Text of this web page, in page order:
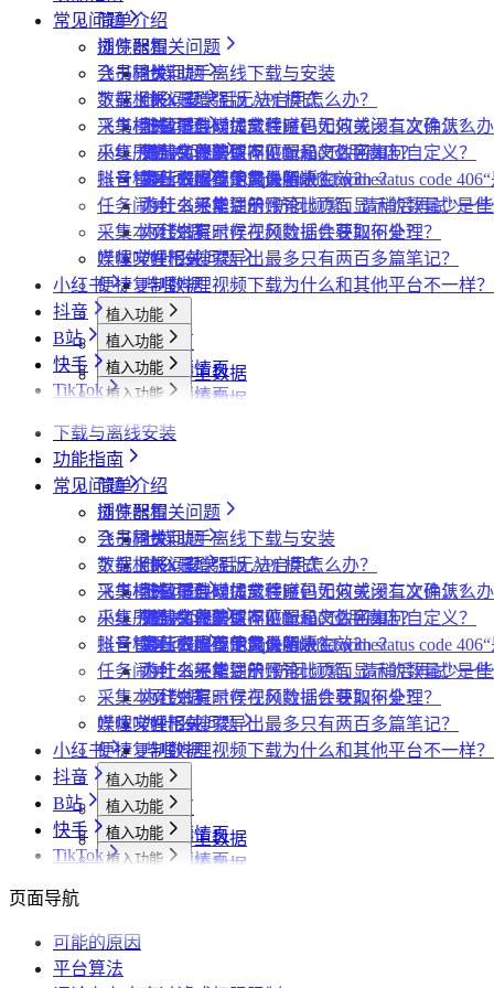
简单介绍
插件配置
飞书同步
数据上报
采集模式
采集历史
账号管理
任务闹钟
采集本页数据
媒体文件下载
便捷复制数据
常见问题
浏览器相关问题
社媒助手离线下载与安装
CRX 安装后无法启用怎么办？
下载插件时提示程序包无效或没有文件怎么办
为什么无法访问 Chrome 应用商店？
为什么推荐使用最新版 Chrome？
会员相关问题
什么是增强版 API 模式
什么是自动加载验证码
如何免费获取 VIP
第三方收费下载说明
为什么不能注册账号
下载相关问题
批量下载媒体文件时，如何关闭二次确认？
下载文件的保存位置和文件名如何自定义？
为什么配置的文件名未生效？
飞书相关问题
提示字段类型不匹配是怎么回事？
提示权限不足怎么解决？
小红书相关问题
小红书出现“Request failed with status code
小红书经常提示“访问频繁，请稍后再试”是什
小红书提示存在风险插件要如何处理？
为什么搜索导出最多只有两百多篇笔记？
抖音相关问题
为什么采集到的评论比页面显示的数量少一
为什么有时候视频数据会获取不全？
哔哩哔哩相关问题
哔哩哔哩视频下载为什么和其他平台不一样？
小红书
植入功能
专辑页
笔记详情页
搜索页
博主详情页
批量采集
采集博主数据
采集评论数据
采集笔记数据
其他功能
链接转换
抖音
植入功能
搜索页
达人详情页
视频详情页
批量采集
采集达人数据
采集视频数据
其他功能
链接转换
B站
植入功能
搜索页
UP主详情页
批量采集
采集评论数据
采集视频数据
其他功能
快手
植入功能
达人详情页
视频详情页
批量采集
采集评论数据
采集视频数据
其他功能
链接转换
TikTok
达人详情页
视频详情页
批量采集
采集达人数据
采集视频数据
采集评论数据
其他功能
短链解析
下载与离线安装
功能指南
简单介绍
插件配置
飞书同步
数据上报
采集模式
采集历史
账号管理
任务闹钟
采集本页数据
媒体文件下载
便捷复制数据
常见问题
浏览器相关问题
社媒助手离线下载与安装
CRX 安装后无法启用怎么办？
下载插件时提示程序包无效或没有文件怎么办
为什么无法访问 Chrome 应用商店？
为什么推荐使用最新版 Chrome？
会员相关问题
什么是增强版 API 模式
什么是自动加载验证码
如何免费获取 VIP
第三方收费下载说明
为什么不能注册账号
下载相关问题
批量下载媒体文件时，如何关闭二次确认？
下载文件的保存位置和文件名如何自定义？
为什么配置的文件名未生效？
飞书相关问题
提示字段类型不匹配是怎么回事？
提示权限不足怎么解决？
小红书相关问题
小红书出现“Request failed with status code
小红书经常提示“访问频繁，请稍后再试”是什
小红书提示存在风险插件要如何处理？
为什么搜索导出最多只有两百多篇笔记？
抖音相关问题
为什么采集到的评论比页面显示的数量少一
为什么有时候视频数据会获取不全？
哔哩哔哩相关问题
哔哩哔哩视频下载为什么和其他平台不一样？
小红书
植入功能
专辑页
笔记详情页
搜索页
批量采集
采集博主数据
采集评论数据
其他功能
链接转换
抖音
植入功能
搜索页
达人详情页
批量采集
采集达人数据
其他功能
B站
植入功能
搜索页
批量采集
快手
植入功能
TikTok
其他功能
页面导航
可能的原因
平台算法